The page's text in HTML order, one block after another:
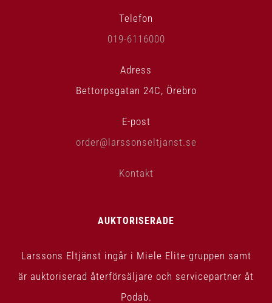
Telefon
019-6116000
Adress
Bettorpsgatan 24C, Örebro
E-post
order@larssonseltjanst.se
Kontakt
AUKTORISERADE
Larssons Eltjänst ingår i Miele Elite-gruppen samt
är auktoriserad återförsäljare och servicepartner åt
Podab.